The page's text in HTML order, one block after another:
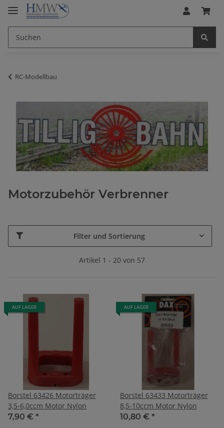
RC-Modellbau
Motorzubehör Verbrenner
Filter und Sortierung
Artikel 1 - 20 von 57
AUF LAGER
Borstel 63426 Motorträger
3,5-6,0ccm Motor Nylon
7,90 € *
AUF LAGER
Borstel 63433 Motorträger
8,5-10ccm Motor Nylon
10,80 € *